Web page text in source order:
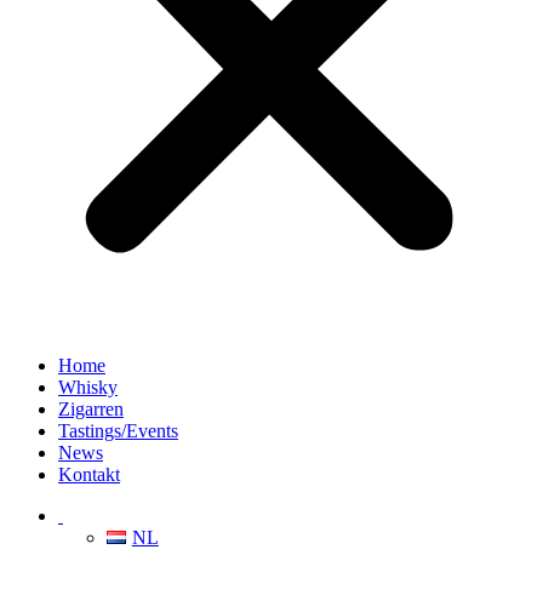
Home
Whisky
Zigarren
Tastings/Events
News
Kontakt
NL